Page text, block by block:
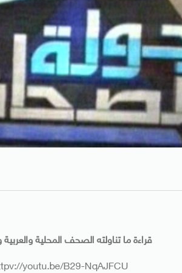
قراءة ما تناولته الصحف المحلية والعربية
youtu.be/B29-NqAJFCU